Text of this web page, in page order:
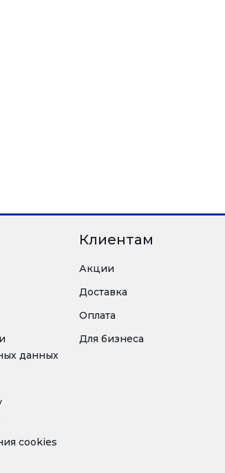
данных
cookies
Клиентам
Акции
Доставка
Оплата
Для бизнеса